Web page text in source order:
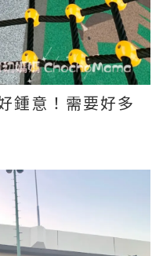
鍾意！需要好多